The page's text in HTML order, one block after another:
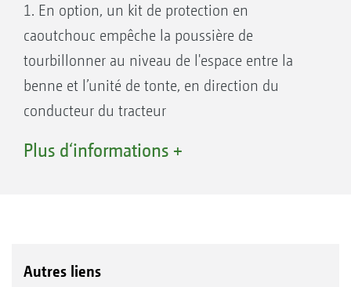
1. En option, un kit de protection en
caoutchouc empêche la poussière de
tourbillonner au niveau de l'espace entre la
benne et l’unité de tonte, en direction du
conducteur du tracteur
d’attelage :
la barre oscillante du tracteur (option)
Plus d‘informations +
Autres liens